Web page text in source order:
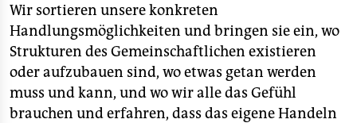
Wir sortieren unsere konkreten
Handlungsmöglichkeiten und bringen sie ein, wo
Strukturen des Gemeinschaftlichen existieren
oder aufzubauen sind, wo etwas getan werden
muss und kann, und wo wir alle das Gefühl
brauchen und erfahren, dass das eigene Handeln